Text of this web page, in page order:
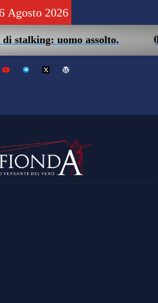
Agosto 2026
uomo assolto. 05/08 –